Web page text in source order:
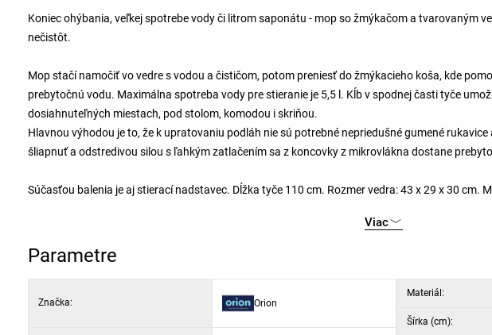
Koniec ohýbania, veľkej spotrebe vody či litrom saponátu - mop so žmýkačom a tvarovaným
nečistôt.
Mop stačí namočiť vo vedre s vodou a čističom, potom preniesť do žmýkacieho koša, kde
prebytočnú vodu. Maximálna spotreba vody pre stieranie je 5,5 l. Kĺb v spodnej časti tyče
dosiahnuteľných miestach, pod stolom, komodou i skriňou.
Hlavnou výhodou je to, že k upratovaniu podláh nie sú potrebné nepriedušné gumené
šliapnuť a odstredivou silou s ľahkým zatlačením sa z koncovky z mikrovlákna dostane
Súčasťou balenia je aj stierací nadstavec. Dĺžka tyče 110 cm. Rozmer vedra: 43 x 29 x 30 cm.
Viac
Parametre
Značka: Orion
Materiál:
Šírka (cm):